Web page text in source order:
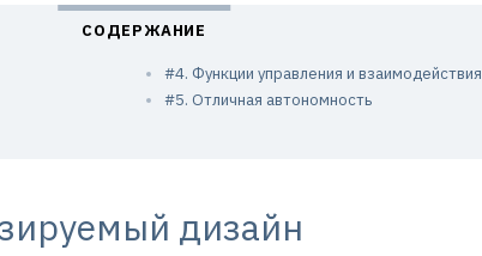
#4. Функции управления и взаимодействия
#5. Отличная автономность
дизайн